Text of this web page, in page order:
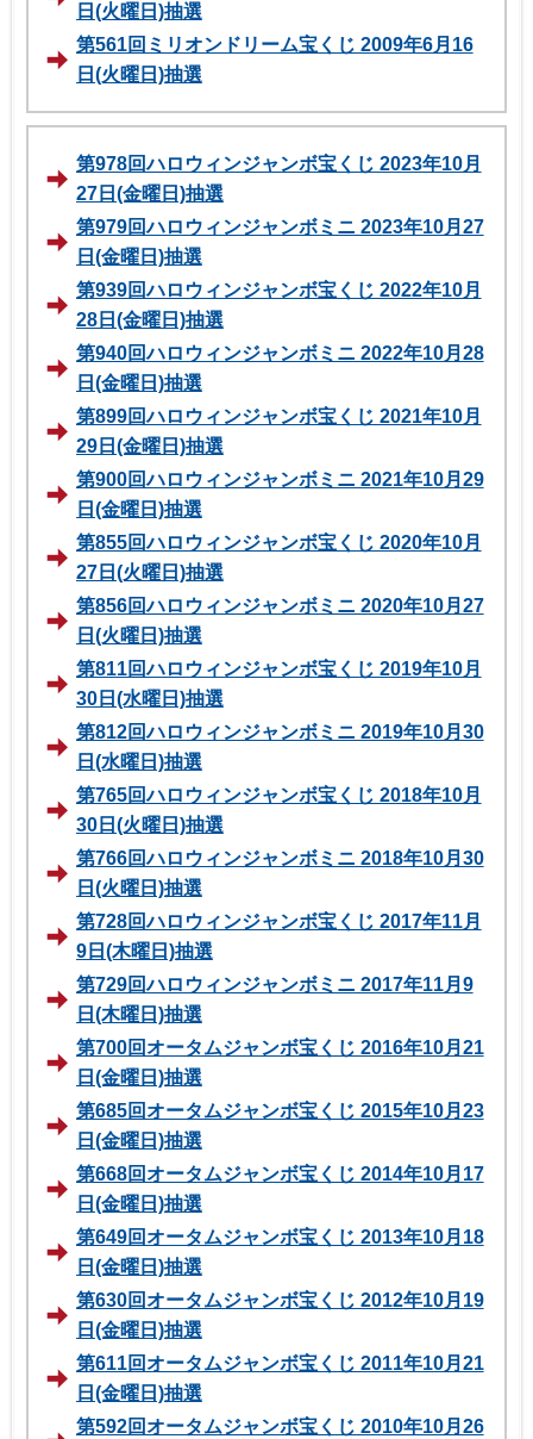
日(火曜日)抽選
第561回ミリオンドリーム宝くじ 2009年6月16
日(火曜日)抽選
第978回ハロウィンジャンボ宝くじ 2023年10月
27日(金曜日)抽選
第979回ハロウィンジャンボミニ 2023年10月27
日(金曜日)抽選
第939回ハロウィンジャンボ宝くじ 2022年10月
28日(金曜日)抽選
第940回ハロウィンジャンボミニ 2022年10月28
日(金曜日)抽選
第899回ハロウィンジャンボ宝くじ 2021年10月
29日(金曜日)抽選
第900回ハロウィンジャンボミニ 2021年10月29
日(金曜日)抽選
第855回ハロウィンジャンボ宝くじ 2020年10月
27日(火曜日)抽選
第856回ハロウィンジャンボミニ 2020年10月27
日(火曜日)抽選
第811回ハロウィンジャンボ宝くじ 2019年10月
30日(水曜日)抽選
第812回ハロウィンジャンボミニ 2019年10月30
日(水曜日)抽選
第765回ハロウィンジャンボ宝くじ 2018年10月
30日(火曜日)抽選
第766回ハロウィンジャンボミニ 2018年10月30
日(火曜日)抽選
第728回ハロウィンジャンボ宝くじ 2017年11月
9日(木曜日)抽選
第729回ハロウィンジャンボミニ 2017年11月9
日(木曜日)抽選
第700回オータムジャンボ宝くじ 2016年10月21
日(金曜日)抽選
第685回オータムジャンボ宝くじ 2015年10月23
日(金曜日)抽選
第668回オータムジャンボ宝くじ 2014年10月17
日(金曜日)抽選
第649回オータムジャンボ宝くじ 2013年10月18
日(金曜日)抽選
第630回オータムジャンボ宝くじ 2012年10月19
日(金曜日)抽選
第611回オータムジャンボ宝くじ 2011年10月21
日(金曜日)抽選
第592回オータムジャンボ宝くじ 2010年10月26